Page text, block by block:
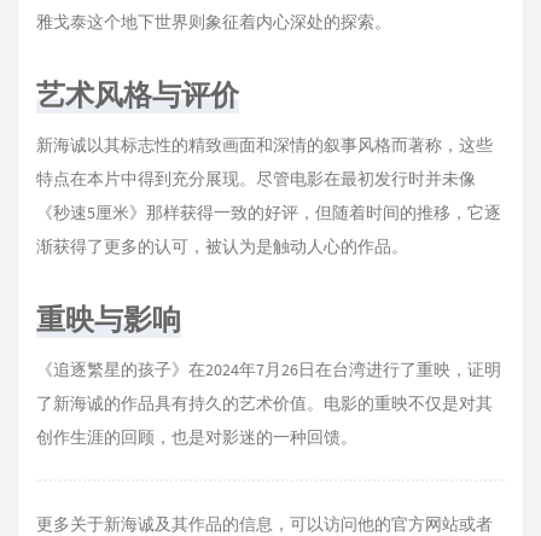
35 夜明け
38 Hello Goodbye & Hello (For Movie) 熊木杏里
39 特報1
41 廃村にて
42 シンの苛立ち 多田彰文
43 Hello Goodbye & Hello 熊木杏里
雅戈泰这个地下世界则象征着内心深处的探索。
艺术风格与评价
新海诚以其标志性的精致画面和深情的叙事风格而著称，这些
特点在本片中得到充分展现。尽管电影在最初发行时并未像
《秒速5厘米》那样获得一致的好评，但随着时间的推移，它逐
渐获得了更多的认可，被认为是触动人心的作品。
重映与影响
《追逐繁星的孩子》在2024年7月26日在台湾进行了重映，证明
了新海诚的作品具有持久的艺术价值。电影的重映不仅是对其
创作生涯的回顾，也是对影迷的一种回馈。
更多关于新海诚及其作品的信息，可以访问他的官方网站或者